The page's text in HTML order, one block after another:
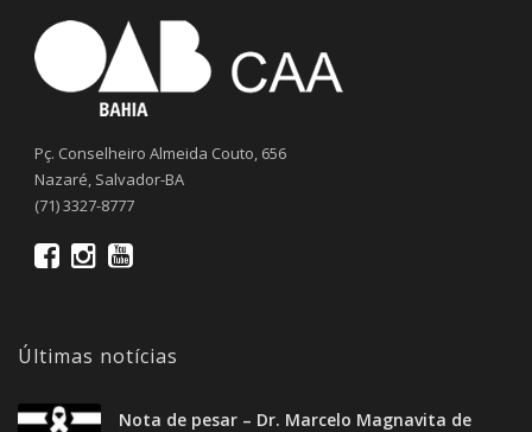
Pç. Conselheiro Almeida Couto, 656
Nazaré, Salvador-BA
(71) 3327-8777
Últimas notícias
Nota de pesar – Dr. Marcelo Magnavita de